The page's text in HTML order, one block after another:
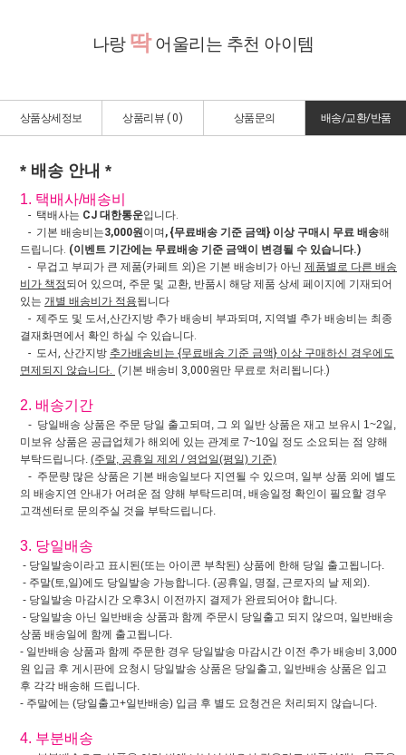
나랑 딱어울리는 추천 아이템
상품상세정보 상품리뷰 ( 0) 상품문의 배송/교환/반품
* 배송 안내 *
1. 택배사/배송비
- 택배사는 CJ 대한통운입니다.
- 기본 배송비는3,000원이며 , {무료배송 기준 금액} 이상 구매시 무료 배송해
드립니다. (이벤트 기간에는 무료배송 기준 금액이 변경될 수 있습니다.)
- 무겁고 부피가 큰 제품(카페트 외)은 기본 배송비가 아닌 제품별로 다른 배송
비가 책정되어 있으며, 주문 및 교환, 반품시 해당 제품 상세 페이지에 기재되어
있는 개별 배송비가 적용됩니다
- 제주도 및 도서,산간지방 추가 배송비 부과되며, 지역별 추가 배송비는 최종
결재화면에서 확인 하실 수 있습니다.
- 도서, 산간지방 추가배송비는 {무료배송 기준 금액} 이상 구매하신 경우에도
면제되지 않습니다. (기본 배송비 3,000원만 무료로 처리됩니다.)
2. 배송기간
- 당일배송 상품은 주문 당일 출고되며, 그 외 일반 상품은 재고 보유시 1~2일,
미보유 상품은 공급업체가 해외에 있는 관계로 7~10일 정도 소요되는 점 양해
부탁드립니다. (주말, 공휴일 제외 / 영업일(평일) 기준)
- 주문량 많은 상품은 기본 배송일보다 지연될 수 있으며, 일부 상품 외에 별도
의 배송지연 안내가 어려운 점 양해 부탁드리며, 배송일정 확인이 필요할 경우
고객센터로 문의주실 것을 부탁드립니다.
3. 당일배송
- 당일발송이라고 표시된(또는 아이콘 부착된) 상품에 한해 당일 출고됩니다.
- 주말(토,일)에도 당일발송 가능합니다. (공휴일, 명절, 근로자의 날 제외).
- 당일발송 마감시간 오후3시 이전까지 결제가 완료되어야 합니다.
- 당일발송 아닌 일반배송 상품과 함께 주문시 당일출고 되지 않으며, 일반배송
상품 배송일에 함께 출고됩니다.
- 일반배송 상품과 함께 주문한 경우 당일발송 마감시간 이전 추가 배송비 3,000
원 입금 후 게시판에 요청시 당일발송 상품은 당일출고, 일반배송 상품은 입고
후 각각 배송해 드립니다.
- 주말에는 (당일출고+일반배송) 입금 후 별도 요청건은 처리되지 않습니다.
4. 부분배송